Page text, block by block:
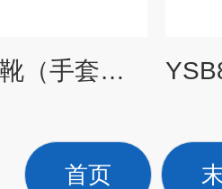
YSB897A绝缘靴（手套）耐压试验装置
首页